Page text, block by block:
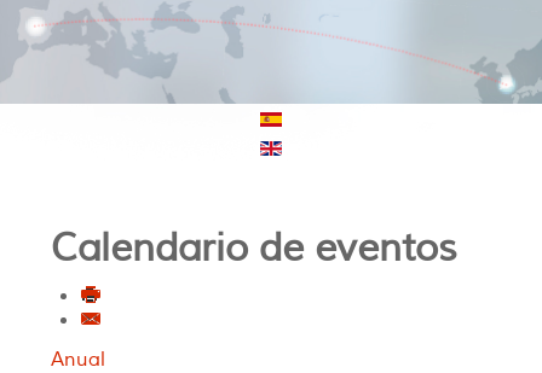
Calendario de eventos
Anual